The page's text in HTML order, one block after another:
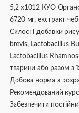
5,2 x1012 КУО
6720 мг, екстракт
Cилосні добавки
brevis, Lactobacillus
Lactobacillus
тварини або разом з
Добова норма з
Рекомендований
Забезпечити